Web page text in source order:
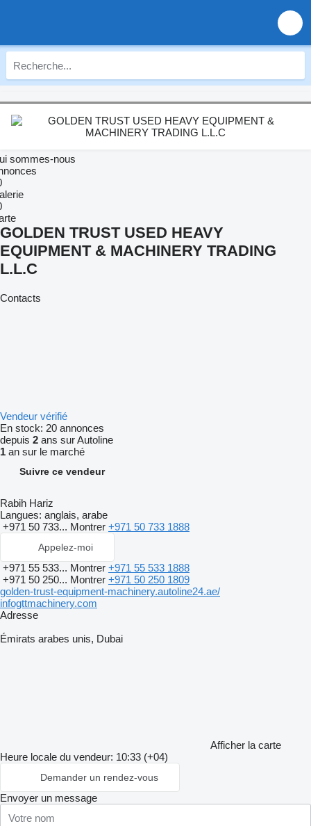
sommes-nous
GOLDEN TRUST USED HEAVY
EQUIPMENT & MACHINERY TRADING
L.L.C
Contacts
Vendeur vérifié
En stock: 20 annonces
depuis 2 ans sur Autoline
1 an sur le marché
Suivre ce vendeur
Rabih Hariz
Langues: anglais, arabe
+971 50 733... Montrer +971 50 733 1888
Appelez-moi
+971 55 533... Montrer +971 55 533 1888
+971 50 250... Montrer +971 50 250 1809
golden-trust-equipment-machinery.autoline24.ae/
infogttmachinery.com
Adresse
Émirats arabes unis, Dubai
Afficher la carte
Heure locale du vendeur: 10:33 (+04)
Demander un rendez-vous
Envoyer un message